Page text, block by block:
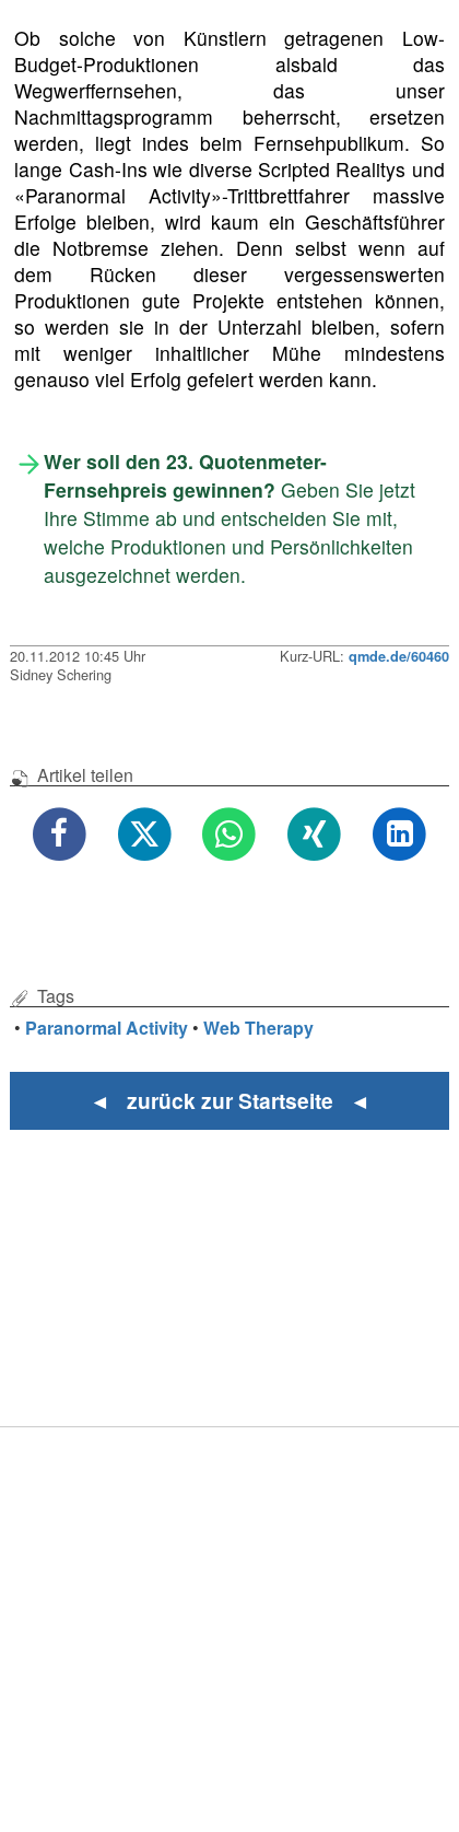
Ob solche von Künstlern getragenen Low-
Budget-Produktionen alsbald das
Wegwerffernsehen, das unser
Nachmittagsprogramm beherrscht, ersetzen
werden, liegt indes beim Fernsehpublikum. So
lange Cash-Ins wie diverse Scripted Realitys und
«Paranormal Activity»-Trittbrettfahrer massive
Erfolge bleiben, wird kaum ein Geschäftsführer
die Notbremse ziehen. Denn selbst wenn auf
dem Rücken dieser vergessenswerten
Produktionen gute Projekte entstehen können,
so werden sie in der Unterzahl bleiben, sofern
mit weniger inhaltlicher Mühe mindestens
genauso viel Erfolg gefeiert werden kann.
Wer soll den 23. Quotenmeter-
Fernsehpreis gewinnen? Geben Sie jetzt
Ihre Stimme ab und entscheiden Sie mit,
welche Produktionen und Persönlichkeiten
ausgezeichnet werden.
20.11.2012 10:45 Uhr Kurz-URL: qmde.de/60460
Sidney Schering
Artikel teilen
Tags
• Paranormal Activity •Web Therapy
◄ zurück zur Startseite ◄